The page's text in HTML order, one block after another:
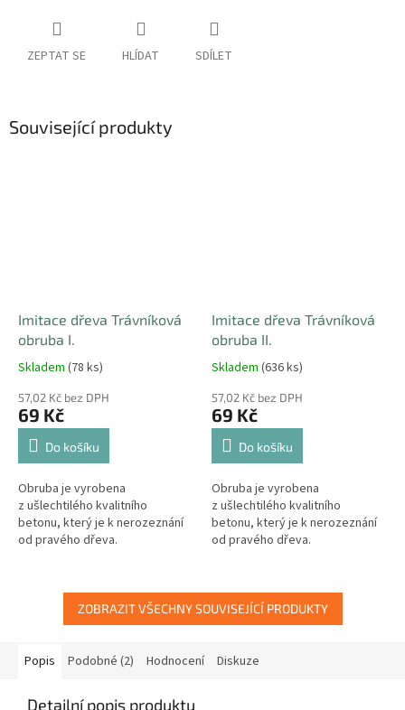
ZEPTAT SE HLÍDAT SDÍLET
Související produkty
Imitace dřeva Trávníková
obruba I.
Skladem (78 ks)
57,02 Kč bez DPH
69 Kč
Do košíku
Obruba je vyrobena
z ušlechtilého kvalitního
betonu, který je k nerozeznání
od pravého dřeva.
Imitace dřeva Trávníková
obruba II.
Skladem (636 ks)
57,02 Kč bez DPH
69 Kč
Do košíku
Obruba je vyrobena
z ušlechtilého kvalitního
betonu, který je k nerozeznání
od pravého dřeva.
ZOBRAZIT VŠECHNY SOUVISEJÍCÍ PRODUKTY
Popis Podobné (2) Hodnocení Diskuze
Detailní popis produktu